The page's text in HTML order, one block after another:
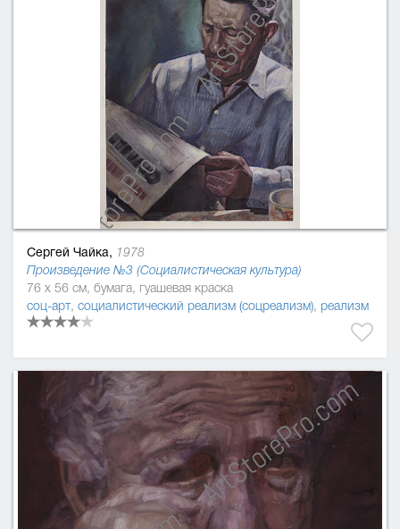
Сергей Чайка, 1978
Произведение №3 (Социалистическая культура)
76 x 56 см, бумага, гуашевая краска
соц-арт, социалистический реализм (соцреализм), реализм